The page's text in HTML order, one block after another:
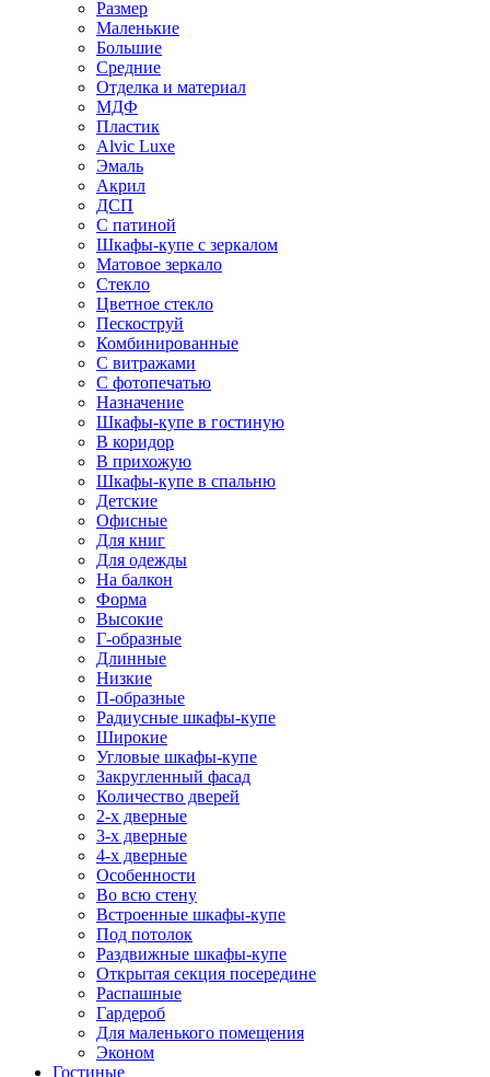
Размер
Маленькие
Большие
Средние
Отделка и материал
МДФ
Пластик
Alvic Luxe
Эмаль
Акрил
ДСП
С патиной
Шкафы-купе с зеркалом
Матовое зеркало
Стекло
Цветное стекло
Пескоструй
Комбинированные
С витражами
С фотопечатью
Назначение
Шкафы-купе в гостиную
В коридор
В прихожую
Шкафы-купе в спальню
Детские
Офисные
Для книг
Для одежды
На балкон
Форма
Высокие
Г-образные
Длинные
Низкие
П-образные
Радиусные шкафы-купе
Широкие
Угловые шкафы-купе
Закругленный фасад
Количество дверей
2-х дверные
3-х дверные
4-х дверные
Особенности
Во всю стену
Встроенные шкафы-купе
Под потолок
Раздвижные шкафы-купе
Открытая секция посередине
Распашные
Гардероб
Для маленького помещения
Эконом
Гостиные